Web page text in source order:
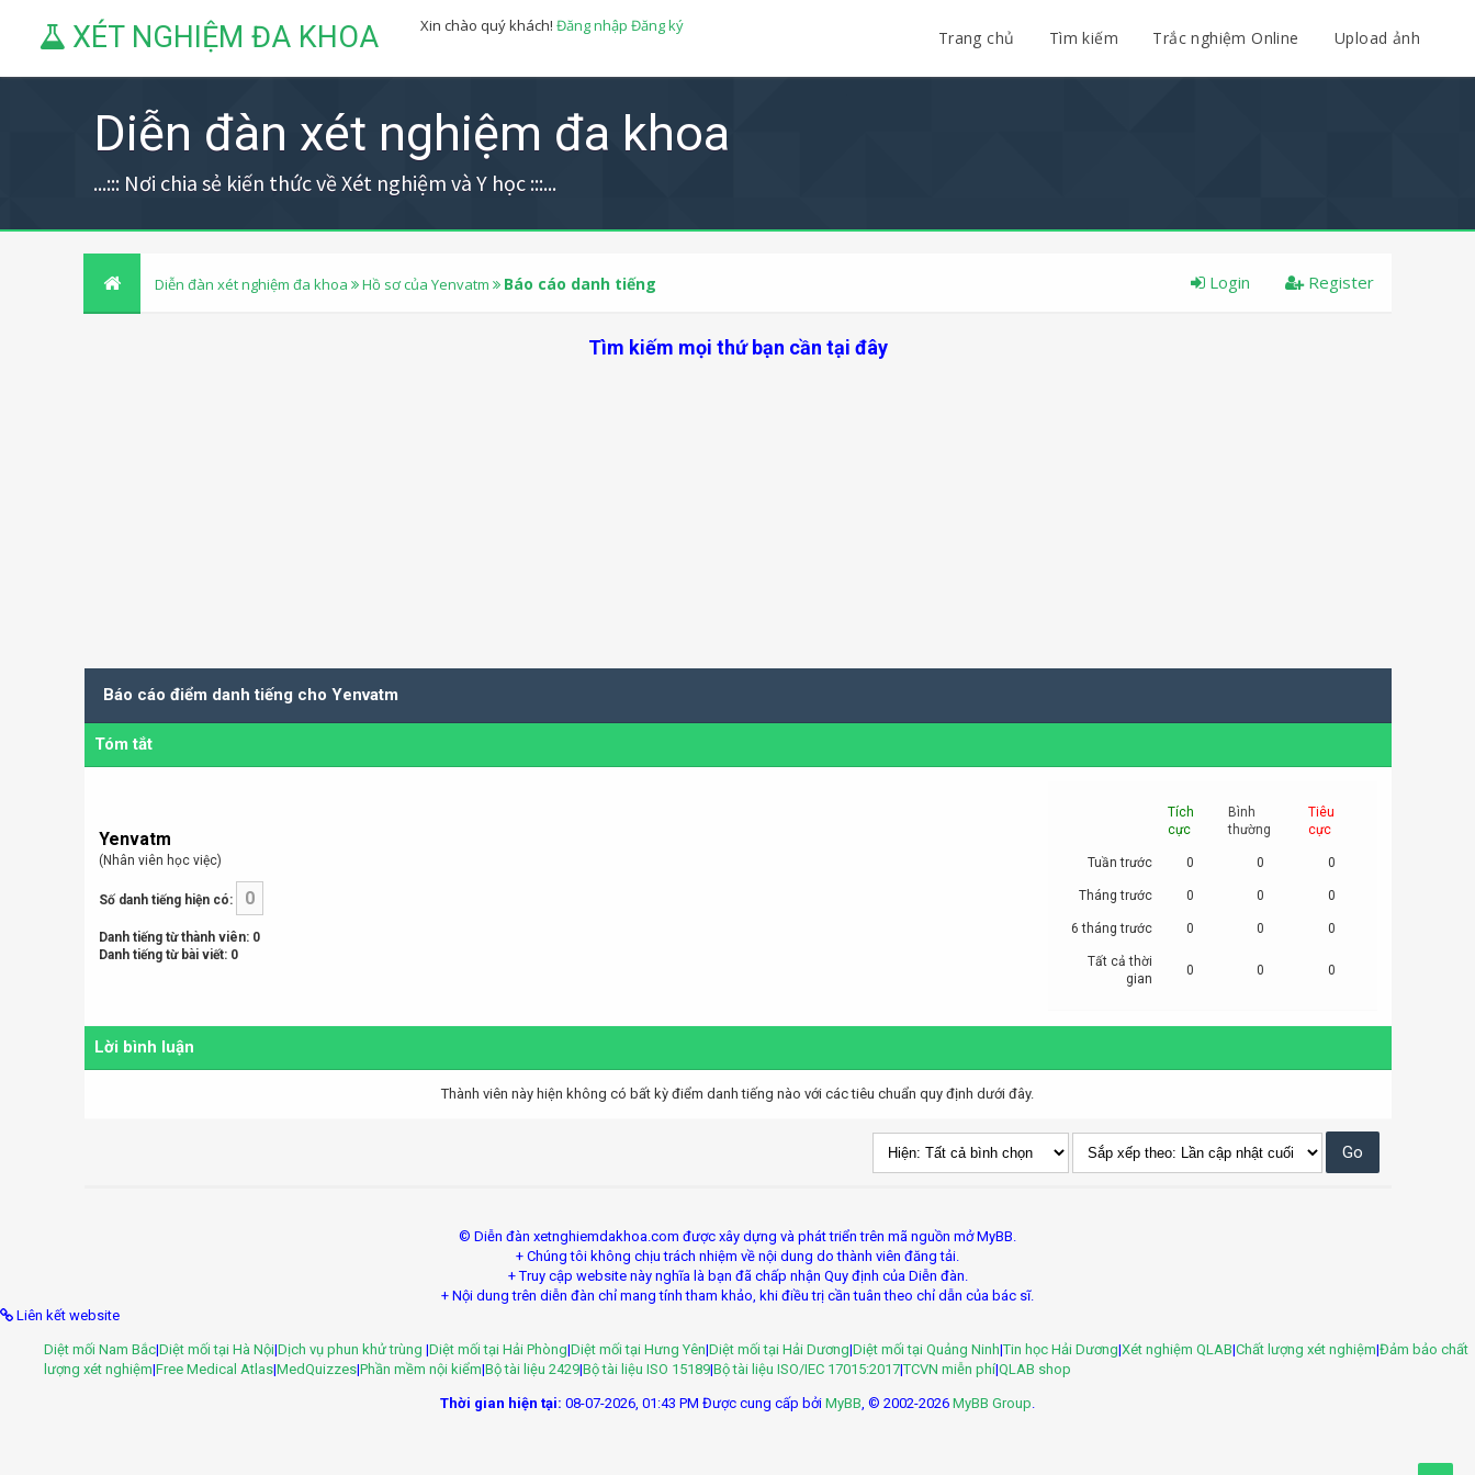
XÉT NGHIỆM ĐA KHOA Trang chủ Tìm kiếm Trắc nghiệm Online Upload ảnh
Xin chào quý khách! Đăng nhập Đăng ký
Diễn đàn xét nghiệm đa khoa
...::: Nơi chia sẻ kiến thức về Xét nghiệm và Y học :::...
Diễn đàn xét nghiệm đa khoa Hồ sơ của Yenvatm Báo cáo danh tiếng Register
Login
Tìm kiếm mọi thứ bạn cần tại đây
Báo cáo điểm danh tiếng cho Yenvatm
Tóm tắt
Yenvatm
(Nhân viên học việc)
Số danh tiếng hiện có: 0
Danh tiếng từ thành viên: 0
Danh tiếng từ bài viết: 0
Tích
cực
Bình
thường
Tiêu
cực
Tuần trước 0 0 0
Tháng trước 0 0 0
6 tháng trước 0 0 0
Tất cả thời
gian
0 0 0
Lời bình luận
Thành viên này hiện không có bất kỳ điểm danh tiếng nào với các tiêu chuẩn quy định dưới đây.
© Diễn đàn xetnghiemdakhoa.com được xây dựng và phát triển trên mã nguồn mở MyBB.
+ Chúng tôi không chịu trách nhiệm về nội dung do thành viên đăng tải.
+ Truy cập website này nghĩa là bạn đã chấp nhận Quy định của Diễn đàn.
+ Nội dung trên diễn đàn chỉ mang tính tham khảo, khi điều trị cần tuân theo chỉ dẫn của bác sĩ.
Liên kết website
Diệt mối Nam Bắc|Diệt mối tại Hà Nội|Dịch vụ phun khử trùng |Diệt mối tại Hải Phòng|Diệt mối tại Hưng Yên|Diệt mối tại Hải Dương|Diệt mối tại Quảng Ninh|Tin học Hải Dương|Xét nghiệm QLAB|Chất lượng xét nghiệm|Đảm bảo chất
lượng xét nghiệm|Free Medical Atlas|MedQuizzes|Phần mềm nội kiểm|Bộ tài liệu 2429|Bộ tài liệu ISO 15189|Bộ tài liệu ISO/IEC 17015:2017|TCVN miễn phí|QLAB shop
Thời gian hiện tại: 08-07-2026, 01:43 PM Được cung cấp bởi MyBB, © 2002-2026 MyBB Group.